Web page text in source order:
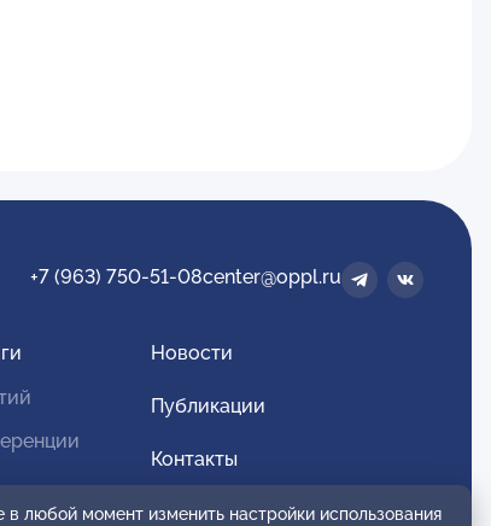
+7 (963) 750-51-08center@oppl.ru
Новости
Публикации
Контакты
Для спонсоров и партнеров
любой момент изменить настройки использования